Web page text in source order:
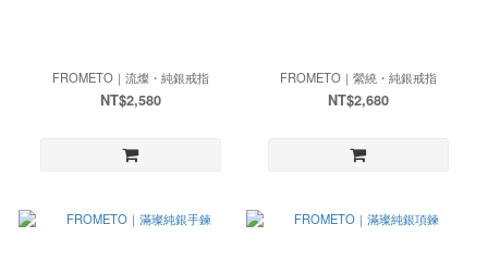
FROMETO｜流燦・純銀戒指
NT$2,580
FROMETO｜縈繞・純銀戒指
NT$2,680